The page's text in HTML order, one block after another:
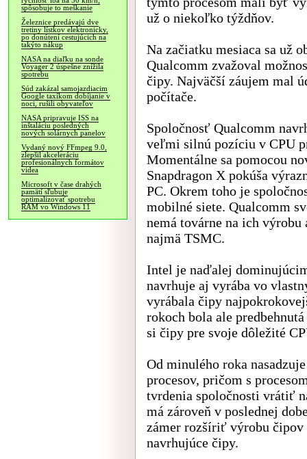
spôsobuje to meškanie
Železnice predávajú dve
tretiny lístkov elektronicky,
po donútení cestujúcich na
takýto nákup
NASA na diaľku na sonde
Voyager 2 úspešne znížila
spotrebu
Súd zakázal samojazdiacim
Google taxíkom dobíjanie v
noci, rušili obyvateľov
NASA pripravuje ISS na
inštaláciu posledných
nových solárnych panelov
Vydaný nový FFmpeg 9.0,
zlepšil akceleráciu
profesionálnych formátov
videa
Microsoft v čase drahých
pamätí sľubuje
optimalizovať spotrebu
RAM vo Windows 11
už o niekoľko týždňov.
Na začiatku mesiaca sa už
Qualcomm zvažoval
čipy. Najväčší záujem mal
počítače.
Spoločnosť Qualcomm
veľmi silnú pozíciu v CPU
Momentálne sa pomocou
Snapdragon X pokúša
PC. Okrem toho je
mobilné siete. Qualcomm
nemá továrne na ich
najmä TSMC.
Intel je naďalej
navrhuje aj vyrába vo
vyrábala čipy
rokoch bola ale
si čipy pre svoje dôležité
Od minulého roka
procesov, pričom s
tvrdenia spoločnosti vrátiť
má zároveň v poslednej
zámer rozšíriť výrobu čipov
navrhujúce čipy.